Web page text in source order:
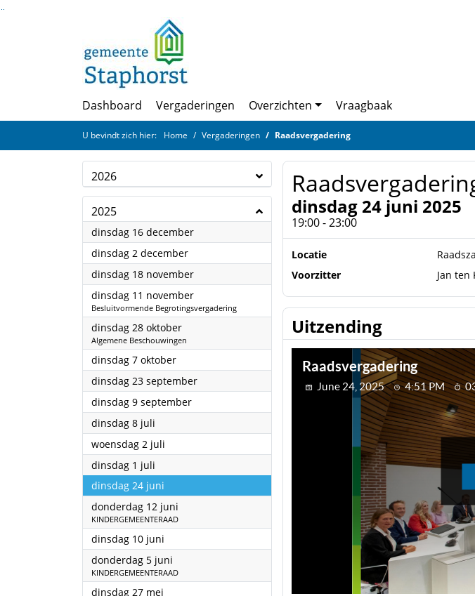
Ga naar de inhoud van deze pagina
Dashboard Vergaderingen Overzichten Vraagbaak
U bevindt zich hier: Home Vergaderingen Raadsvergadering
2026
2025
dinsdag 16 december2025
dinsdag 2 december2025
dinsdag 18 november2025
dinsdag 11 november2025
Besluitvormende Begrotingsvergadering
dinsdag 28 oktober2025
Algemene Beschouwingen
dinsdag 7 oktober2025
dinsdag 23 september2025
dinsdag 9 september2025
dinsdag 8 juli
woensdag 2 juli
dinsdag 1 juli
dinsdag 24 juni
donderdag 12 juni
KINDERGEMEENTERAAD
dinsdag 10 juni
donderdag 5 juni
KINDERGEMEENTERAAD
dinsdag 27 mei
dinsdag 24 juni 2025
19:00 - 23:00
Locatie
Voorzitter
Jan ten
Uitzending